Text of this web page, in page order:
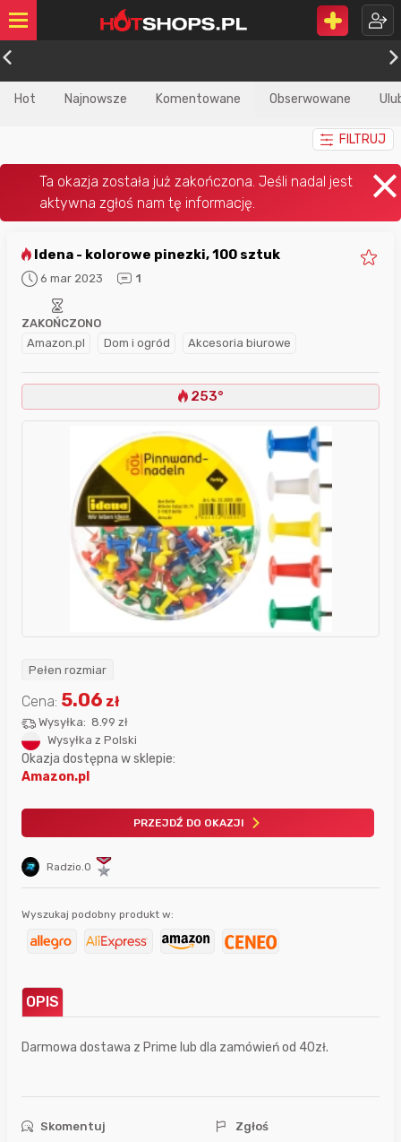
Hot Najnowsze Komentowane Obserwowane
FILTRUJ
Idena - kolorowe pinezki, 100 sztuk
6 mar 2023 1
Amazon.pl Dom i ogród Akcesoria biurowe
ZAKOŃCZONO
253°
Pełen rozmiar
Radzio.O
Cena: 5.06 zł
Wysyłka: 8.99 zł
Wysyłka z Polski
Okazja dostępna w sklepie:
Amazon.pl
PRZEJDŹ DO OKAZJI
Wyszukaj podobny produkt w:
OPIS
Darmowa dostawa z Prime lub dla zamówień od 40zł.
Skomentuj Zgłoś